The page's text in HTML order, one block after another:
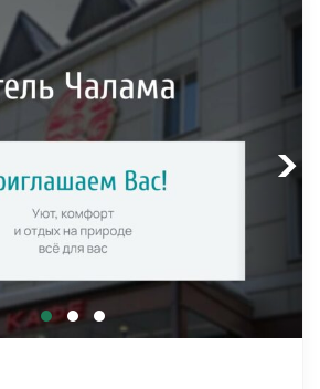
Next